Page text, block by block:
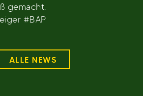
gemacht.
#BAP
ALLE NEWS